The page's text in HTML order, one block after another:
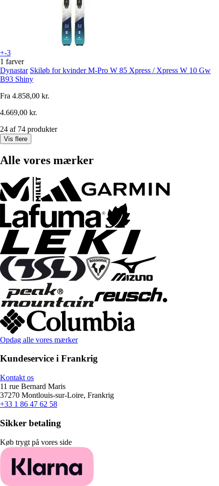
+-3
1 farver
Dynastar Skiløb for kvinder M-Pro W 85 Xpress / Xpress W 10 Gw
B93 Shiny
Fra 4.858,00 kr.
4.669,00 kr.
24 af 74 produkter
Vis flere
Alle vores mærker
Opdag alle vores mærker
Kundeservice i Frankrig
Kontakt os
11 rue Bernard Maris
37270 Montlouis-sur-Loire, Frankrig
+33 1 86 47 62 58
Sikker betaling
Køb trygt på vores side